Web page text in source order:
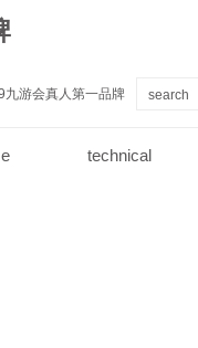
九游会真人第一品牌
technical